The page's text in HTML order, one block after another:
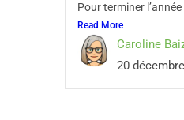
Pour terminer
Read More
Caroline
20